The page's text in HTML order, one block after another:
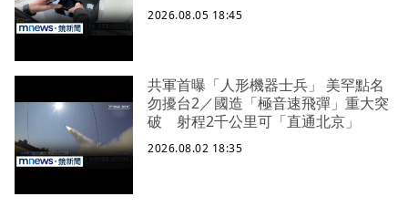
2026.08.05 18:45
共軍首曝「人形機器士兵」 美罕點名
勿擾台2／國造「極音速飛彈」重大突
破 射程2千公里可「直通北京」
2026.08.02 18:35